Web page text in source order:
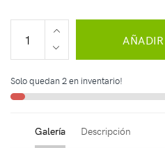
Solo quedan 2 en inventario!
Galería Descripción